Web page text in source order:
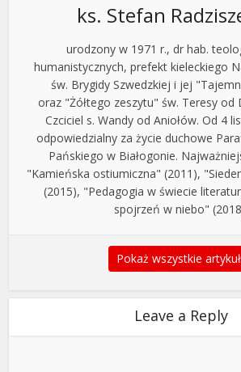
ks. Stefan
urodzony w 1971 r., dr hab.
humanistycznych, prefekt kieleckiego
św. Brygidy Szwedzkiej i jej
oraz "Żółtego zeszytu" św. Teresy od
Czciciel s. Wandy od Aniołów. Od 4
odpowiedzialny za życie duchowe
Pańskiego w Białogonie.
"Kamieńska ostiumiczna" (2011),
(2015), "Pedagogia w świecie
spojrzeń w niebo"
Pokaż wszystkie
Leave a Reply